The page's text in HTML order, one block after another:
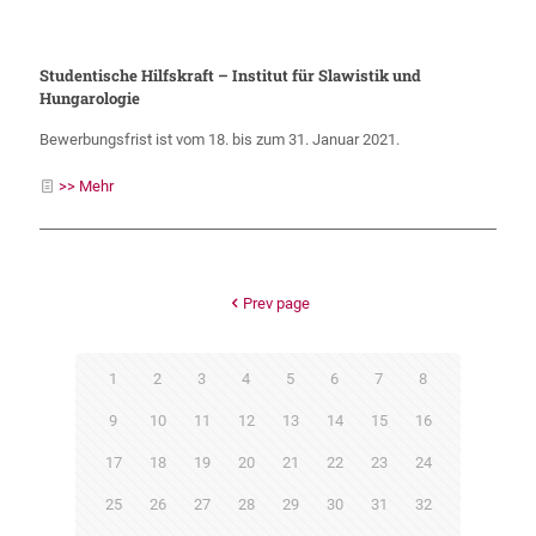
Studentische Hilfskraft – Institut für Slawistik und
Hungarologie
Bewerbungsfrist ist vom 18. bis zum 31. Januar 2021.
>> Mehr
Prev page
1 2 3 4 5 6 7 8
9 10 11 12 13 14 15 16
17 18 19 20 21 22 23 24
25 26 27 28 29 30 31 32